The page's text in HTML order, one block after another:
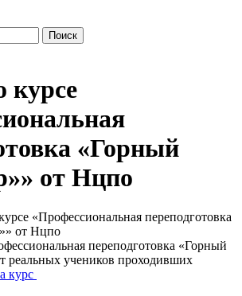
«Горный
от Нцпо
«Профессиональная переподготовка
от Нцпо
переподготовка «Горный
реальных учеников проходивших
курс